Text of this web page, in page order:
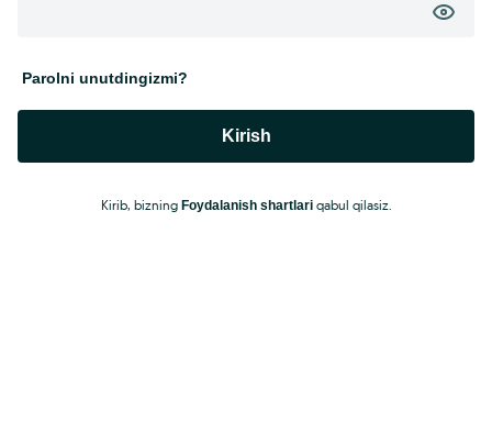
Parolni unutdingizmi?
Kirish
Kirib, bizning Foydalanish shartlariqabul qilasiz.